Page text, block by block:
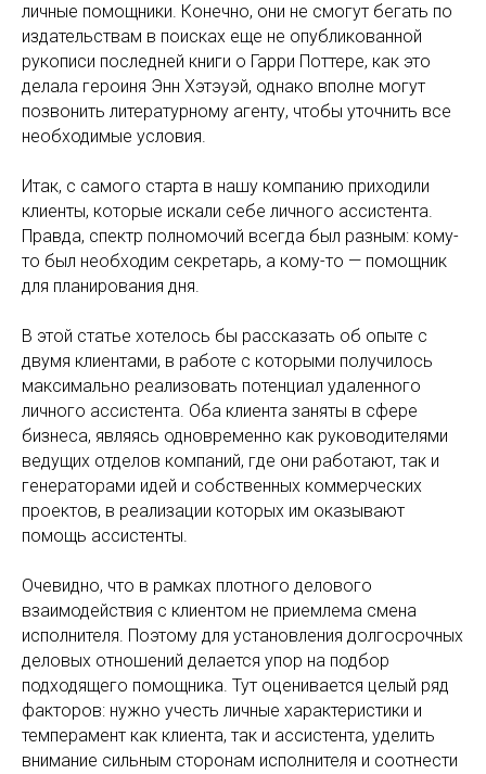
личные помощники. Конечно, они не смогут бегать по
издательствам в поисках еще не опубликованной
рукописи последней книги о Гарри Поттере, как это
делала героиня Энн Хэтэуэй, однако вполне могут
позвонить литературному агенту, чтобы уточнить все
необходимые условия.
Итак, с самого старта в нашу компанию приходили
клиенты, которые искали себе личного ассистента.
Правда, спектр полномочий всегда был разным: кому-
то был необходим секретарь, а кому-то — помощник
для планирования дня.
В этой статье хотелось бы рассказать об опыте с
двумя клиентами, в работе с которыми получилось
максимально реализовать потенциал удаленного
личного ассистента. Оба клиента заняты в сфере
бизнеса, являясь одновременно как руководителями
ведущих отделов компаний, где они работают, так и
генераторами идей и собственных коммерческих
проектов, в реализации которых им оказывают
помощь ассистенты.
Очевидно, что в рамках плотного делового
взаимодействия с клиентом не приемлема смена
исполнителя. Поэтому для установления долгосрочных
деловых отношений делается упор на подбор
подходящего помощника. Тут оценивается целый ряд
факторов: нужно учесть личные характеристики и
темперамент как клиента, так и ассистента, уделить
внимание сильным сторонам исполнителя и соотнести